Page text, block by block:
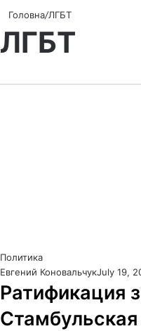
Головна/ЛГБТ
ЛГБТ
Политика
Евгений КоновальчукJuly 19,
Ратификация
Стамбульская